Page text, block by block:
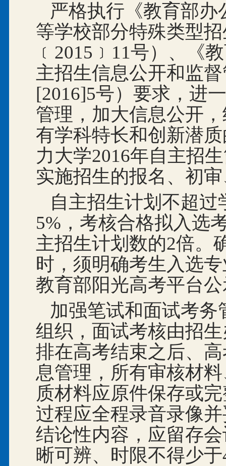
严格执行《教育部办
等学校部分特殊类型
﹝ 2015 ﹞ 11号）、《
主招生信息公开和监
[2016]5号）要求，进
管理，加大信息公开
有学科特长和创新潜
力大学2016年自主招
实施招生的报名、初
自主招生计划不超
5%，考核合格拟入选
主招生计划数的2倍。
时，须明确考生入选
教育部阳光高考平台
加强笔试和面试考
组织，面试考核由招
排在高考结束之后、
息管理，所有审核材
质材料应原件保存或
过程应全程录音录像
结论性内容，应留存
晰可辨、时限不得少于